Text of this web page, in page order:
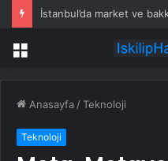
Menü
Anasayfa /Teknoloji
Teknoloji